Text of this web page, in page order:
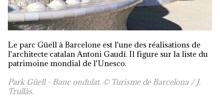
Le parc Güell à Barcelone est l'une des réalisations de
l'architecte catalan Antoni Gaudí. Il figure sur la liste du
patrimoine mondial de l'Unesco.
Park Güell - Banc ondulat. © Turisme de Barcelona / J.
Trullàs.